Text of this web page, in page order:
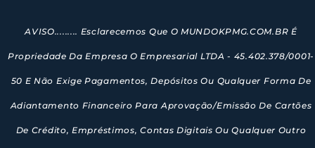
AVISO......... Esclarecemos Que O MUNDOKPMG.COM.BR É
Propriedade Da Empresa O Empresarial LTDA - 45.402.378/0001-
50 E Não Exige Pagamentos, Depósitos Ou Qualquer Forma De
Adiantamento Financeiro Para Aprovação/emissão De Cartões
De Crédito, Empréstimos, Contas Digitais Ou Qualquer Outro